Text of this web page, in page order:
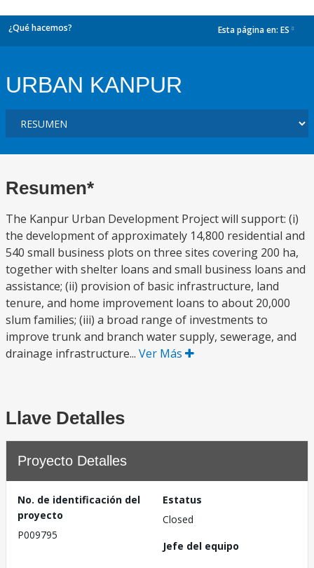
¿Qué hacemos? Esta página en: ES
URBAN KANPUR
Resumen*
The Kanpur Urban Development Project will support: (i)
the development of approximately 14,800 residential and
540 small business plots on three sites covering 200 ha,
together with shelter loans and small business loans and
assistance; (ii) provision of basic infrastructure, land
tenure, and home improvement loans to about 20,000
slum families; (iii) a broad range of investments to
improve trunk and branch water supply, sewerage, and
drainage infrastructure... Ver Más
Llave Detalles
Proyecto Detalles
No. de identificación del
proyecto
P009795
Estatus
Closed
Jefe del equipo